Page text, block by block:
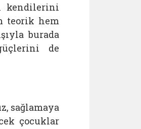
kendilerini
teorik hem
burada
de
sağlamaya
çocuklar